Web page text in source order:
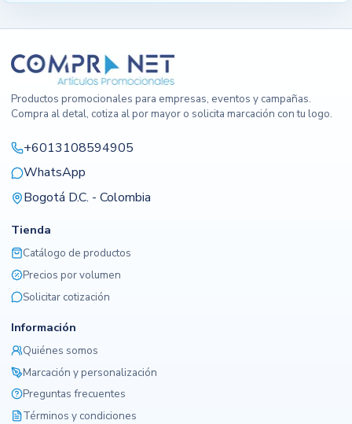
Productos promocionales para empresas, eventos y campañas.
Compra al detal, cotiza al por mayor o solicita marcación con tu logo.
+6013108594905
WhatsApp
Bogotá D.C. - Colombia
Tienda
Catálogo de productos
Precios por volumen
Solicitar cotización
Información
Quiénes somos
Marcación y personalización
Preguntas frecuentes
Términos y condiciones